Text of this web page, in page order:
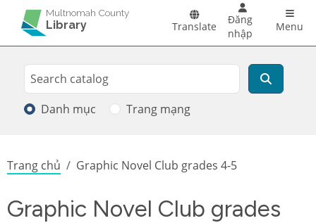
Skip to main content
Multnomah County
Library Translate
Đăng
nhập
Menu
Search
Tìm kiếm
Danh mục Trang mạng
Breadcrumb
Trang chủ Graphic Novel Club grades 4-5
Graphic Novel Club grades